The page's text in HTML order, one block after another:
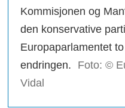
Kommisjonen og
den konservative
Europaparlamentet
endringen.
Foto: ©
Vidal